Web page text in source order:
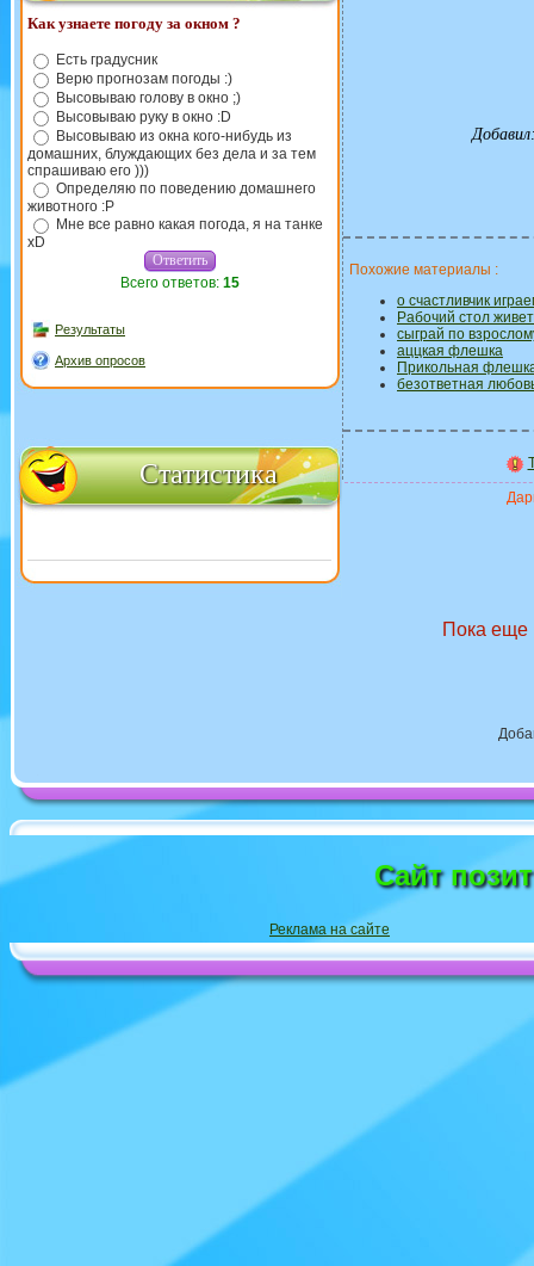
Как узнаете погоду за окном ?
Есть градусник
Верю прогнозам погоды :)
Высовываю голову в окно ;)
Высовываю руку в окно :D
Высовываю из окна кого-нибудь из
домашних, блуждающих без дела и за тем
спрашиваю его )))
Определяю по поведению домашнего
животного :P
Мне все равно какая погода, я на танке
xD
Всего ответов: 15
Результаты
Архив опросов
Статистика
Добавил
Похожие материалы :
о счастливчик
Рабочий стол
сыграй по
аццкая флешка
Прикольная
безответная
Пока еще
Сайт
Реклама на сайте